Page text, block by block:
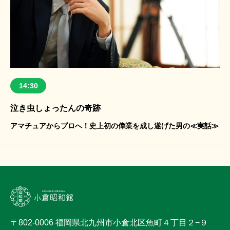
14:30
泣き虫しょったんの奇跡
アマチュアからプロへ！史上初の偉業を成し遂げた男の≪実話≫
〒802-0006 福岡県北九州市小倉北区魚町４丁目２−９